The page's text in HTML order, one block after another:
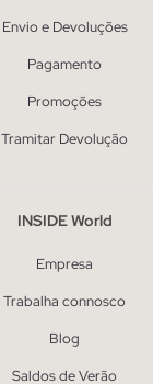
Envio e Devoluções
Pagamento
Promoções
Tramitar Devolução
INSIDE World
Empresa
Trabalha connosco
Blog
Saldos de Verão